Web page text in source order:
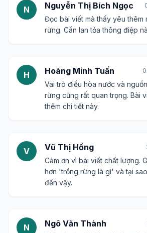
N Nguyễn Thị Bích Ngọc
Đọc bài viết mà thấy yêu thêm
rừng. Cần lan tỏa thông điệp
H Hoàng Minh Tuấn
Vai trò điều hòa nước và
rừng cũng rất quan trọng. Bài
thêm chi tiết này.
V Vũ Thị Hồng
Cảm ơn vì bài viết chất lượng.
hơn 'trồng rừng là gì' và tại
đến vậy.
N Ngô Văn Thành